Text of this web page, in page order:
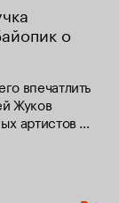
о
впечатлить
Жуков
артистов